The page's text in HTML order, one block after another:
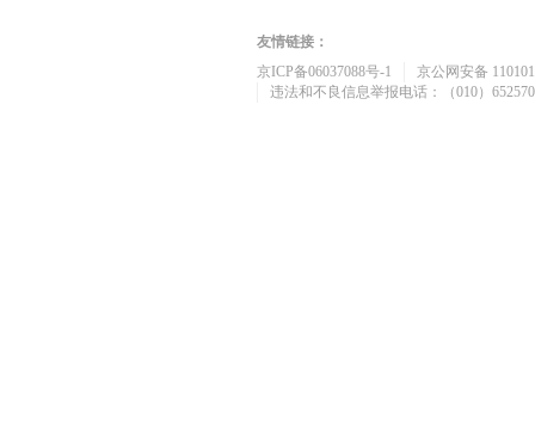
友情链接：
京ICP备06037088号-1
京公网安备
违法和不良信息举报电话：（010）